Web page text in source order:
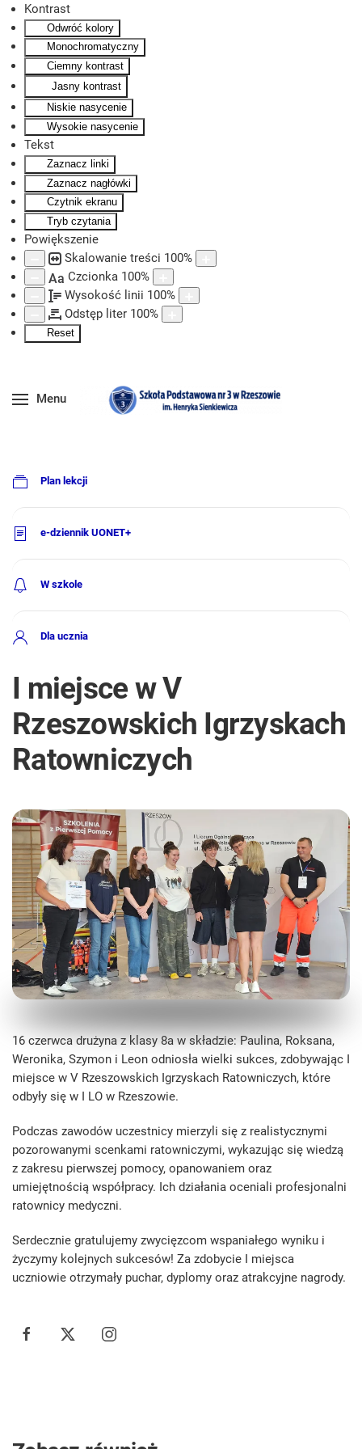
Kontrast
Odwróć kolory
Monochromatyczny
Ciemny kontrast
Jasny kontrast
Niskie nasycenie
Wysokie nasycenie
Tekst
Zaznacz linki
Zaznacz nagłówki
Czytnik ekranu
Tryb czytania
Powiększenie
Skalowanie treści 100%
Aa Czcionka 100%
Wysokość linii 100%
Odstęp liter 100%
Reset
Skip to main content
Menu
Plan lekcji
e-dziennik UONET+
W szkole
Dla ucznia
I miejsce w V
Rzeszowskich Igrzyskach
Ratowniczych
16 czerwca drużyna z klasy 8a w składzie: Paulina, Roksana,
Weronika, Szymon i Leon odniosła wielki sukces, zdobywając I
miejsce w V Rzeszowskich Igrzyskach Ratowniczych, które
odbyły się w I LO w Rzeszowie.
Podczas zawodów uczestnicy mierzyli się z realistycznymi
pozorowanymi scenkami ratowniczymi, wykazując się wiedzą
z zakresu pierwszej pomocy, opanowaniem oraz
umiejętnością współpracy. Ich działania oceniali profesjonalni
ratownicy medyczni.
Serdecznie gratulujemy zwycięzcom wspaniałego wyniku i
życzymy kolejnych sukcesów! Za zdobycie I miejsca
uczniowie otrzymały puchar, dyplomy oraz atrakcyjne nagrody.